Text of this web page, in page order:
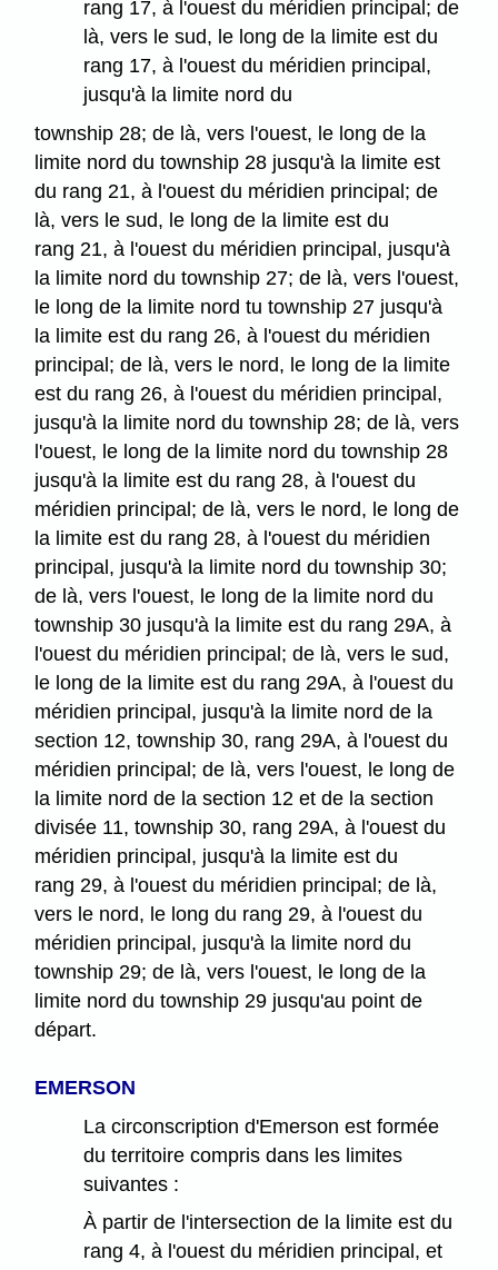
rang 17, à l'ouest du méridien principal; de
là, vers le sud, le long de la limite est du
rang 17, à l'ouest du méridien principal,
jusqu'à la limite nord du
township 28; de là, vers l'ouest, le long de la
limite nord du township 28 jusqu'à la limite est
du rang 21, à l'ouest du méridien principal; de
là, vers le sud, le long de la limite est du
rang 21, à l'ouest du méridien principal, jusqu'à
la limite nord du township 27; de là, vers l'ouest,
le long de la limite nord tu township 27 jusqu'à
la limite est du rang 26, à l'ouest du méridien
principal; de là, vers le nord, le long de la limite
est du rang 26, à l'ouest du méridien principal,
jusqu'à la limite nord du township 28; de là, vers
l'ouest, le long de la limite nord du township 28
jusqu'à la limite est du rang 28, à l'ouest du
méridien principal; de là, vers le nord, le long de
la limite est du rang 28, à l'ouest du méridien
principal, jusqu'à la limite nord du township 30;
de là, vers l'ouest, le long de la limite nord du
township 30 jusqu'à la limite est du rang 29A, à
l'ouest du méridien principal; de là, vers le sud,
le long de la limite est du rang 29A, à l'ouest du
méridien principal, jusqu'à la limite nord de la
section 12, township 30, rang 29A, à l'ouest du
méridien principal; de là, vers l'ouest, le long de
la limite nord de la section 12 et de la section
divisée 11, township 30, rang 29A, à l'ouest du
méridien principal, jusqu'à la limite est du
rang 29, à l'ouest du méridien principal; de là,
vers le nord, le long du rang 29, à l'ouest du
méridien principal, jusqu'à la limite nord du
township 29; de là, vers l'ouest, le long de la
limite nord du township 29 jusqu'au point de
départ.
EMERSON
La circonscription d'Emerson est formée
du territoire compris dans les limites
suivantes :
À partir de l'intersection de la limite est du
rang 4, à l'ouest du méridien principal, et